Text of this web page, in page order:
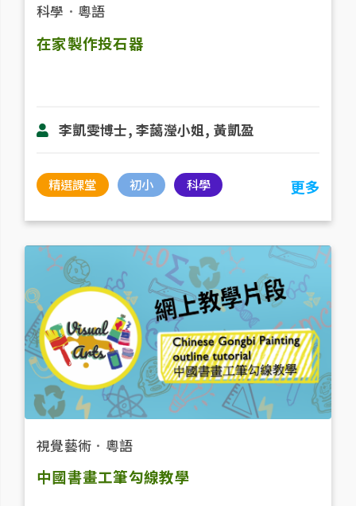
科學 ． 粵語
在家製作投石器
李凱雯博士, 李藹瀅小姐, 黃凱盈
精選課堂 初小 科學 更多
視覺藝術 ． 粵語
中國書畫工筆勾線教學